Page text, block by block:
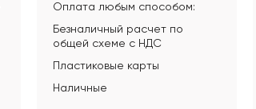
Оплата любым способом:
Безналичный расчет по
общей схеме с НДС
Пластиковые карты
Наличные